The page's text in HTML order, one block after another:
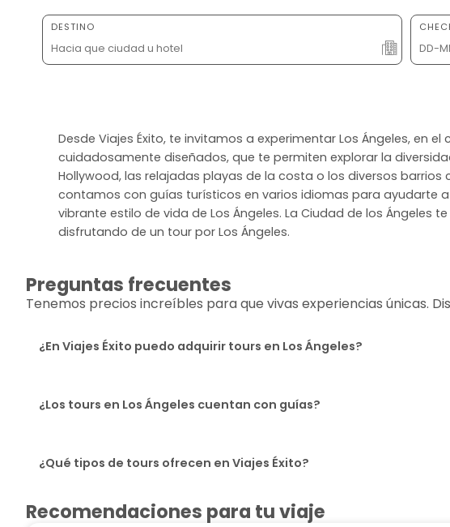
DESTINO
Desde Viajes Éxito, te invitamos a experimentar Los Ángeles, en
cuidadosamente diseñados, que te permiten explorar la
Hollywood, las relajadas playas de la costa o los diversos
contamos con guías turísticos en varios idiomas para ayudarte
vibrante estilo de vida de Los Ángeles. La Ciudad de los Ángeles
disfrutando de un tour por Los Ángeles.
Preguntas frecuentes
Tenemos precios increíbles para que vivas experiencias únicas.
¿En Viajes Éxito puedo adquirir tours en Los Ángeles?
¿Los tours en Los Ángeles cuentan con guías?
¿Qué tipos de tours ofrecen en Viajes Éxito?
Recomendaciones para tu viaje